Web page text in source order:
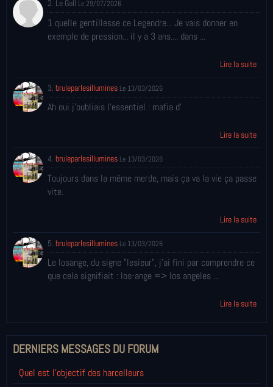
2. Le Gall Le 29/07/2026
1 quelle gentillesse ce Legendre... Je vais donner en
exemple de pression... il y a 3 ans.... dans ...
Lire la suite
3. bruleparlesillumines Le 13/03/2026
Ah oui j'oubliais l'essentiel : mafia d'
Lire la suite
4. bruleparlesillumines Le 13/03/2026
Toujours dans la même merde, mais ça va la vie ça passe
vite.
Lire la suite
5. bruleparlesillumines Le 13/03/2026
Le losange, du signe "lesieur", j'ai fini par comprendre ce
que cela signifiait : los-ange => los angeles ...
Lire la suite
DERNIERS MESSAGES DU FORUM
Quel est l'objectif des harcelleurs